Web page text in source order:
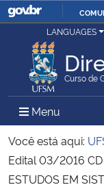
Ministério da Justiça e
Ministério da Defesa
Ministério das Relações
Ministério da Economia
LANGUAGES
Curso de
Menu Menu
Você está aqui:
Edital 03/2016 CD
ESTUDOS EM